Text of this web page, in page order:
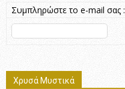
Συμπληρώστε το e-mail σας :
Χρυσά Μυστικά